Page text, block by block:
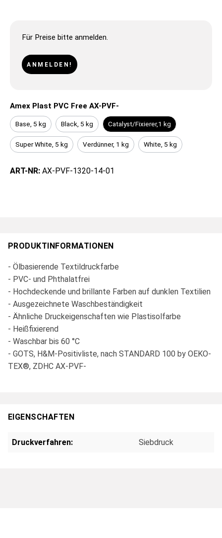
Für Preise bitte anmelden.
ANMELDEN!
Amex Plast PVC Free AX-PVF-
Base, 5 kg Black, 5 kg Catalyst/Fixierer,1 kg
Super White, 5 kg Verdünner, 1 kg White, 5 kg
ART-NR: AX-PVF-1320-14-01
PRODUKTINFORMATIONEN
- Ölbasierende Textildruckfarbe
- PVC- und Phthalatfrei
- Hochdeckende und brillante Farben auf dunklen Textilien
- Ausgezeichnete Waschbeständigkeit
- Ähnliche Druckeigenschaften wie Plastisolfarbe
- Heißfixierend
- Waschbar bis 60 °C
- GOTS, H&M-Positivliste, nach STANDARD 100 by OEKO-
TEX®, ZDHC AX-PVF-
EIGENSCHAFTEN
Druckverfahren: Siebdruck